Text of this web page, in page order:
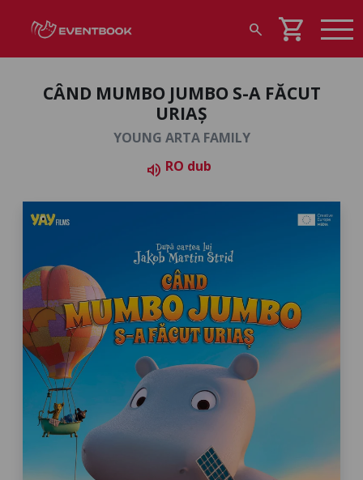
search shopping_cart
CÂND MUMBO JUMBO S-A FĂCUT
URIAȘ
YOUNG ARTA FAMILY
volume_up RO dub